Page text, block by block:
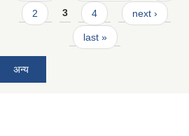
2 3 4 next ›
last »
अन्य